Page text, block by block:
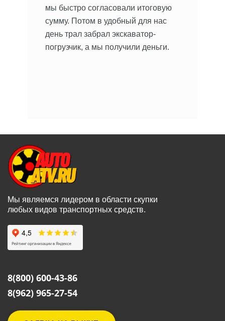
мы быстро согласовали итоговую
сумму. Потом в удобный для нас
день трал забрал экскаватор-
погрузчик, а мы получили деньги.
Мы являемся лидером в области скупки
любых видов транспортных средств.
8(800) 600-43-86
8(962) 965-27-54